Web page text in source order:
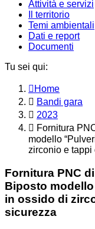
Attività e servizi
Il territorio
Temi ambientali
Dati e report
Documenti
Tu sei qui:
Home
Bandi gara
2023
Fornitura
modello
zirconio e tappi
Fornitura PNC
Biposto
in ossido di
sicurezza